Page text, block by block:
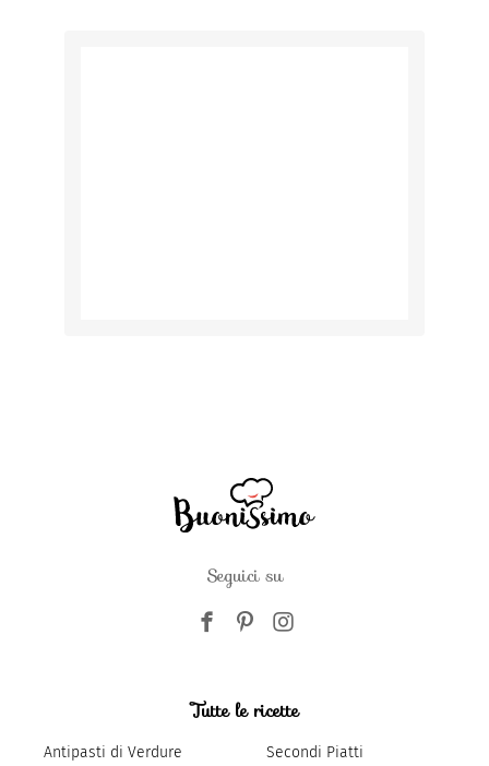
Seguici su
Tutte le ricette
Antipasti di Verdure
Secondi Piatti